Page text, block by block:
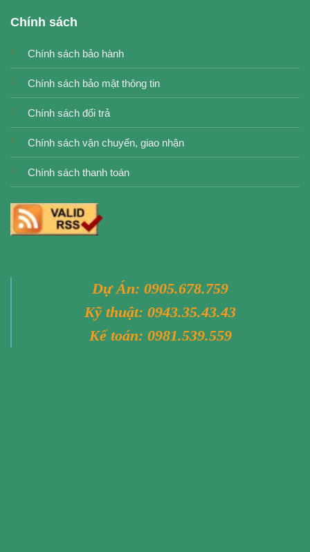
Chính sách
Chính sách bảo hành
Chính sách bảo mật thông tin
Chính sách đổi trả
Chính sách vận chuyển, giao nhận
Chính sách thanh toán
Dự Án: 0905.678.759
Kỹ thuật: 0943.35.43.43
Kế toán: 0981.539.559